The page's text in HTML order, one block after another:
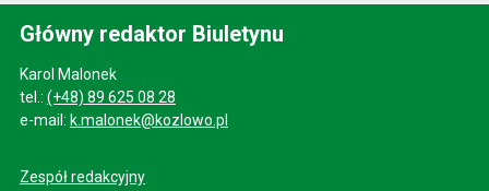
Główny redaktor Biuletynu
Karol Malonek
tel.: (+48) 89 625 08 28
e-mail: k.malonek@kozlowo.pl
Zespół redakcyjny